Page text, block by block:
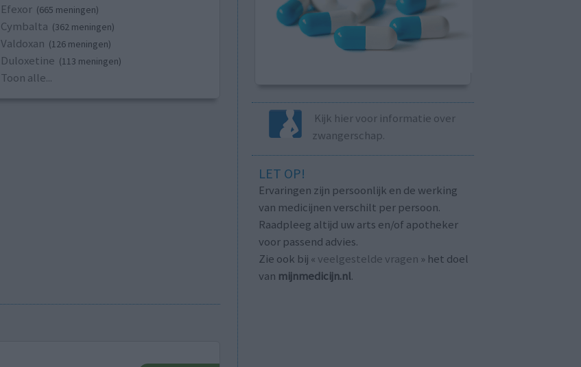
Efexor (665 meningen)
Cymbalta (362 meningen)
Valdoxan (126 meningen)
Duloxetine (113 meningen)
Toon alle...
Kijk hier voor informatie over
zwangerschap.
LET OP!
Ervaringen zijn persoonlijk en de werking
van medicijnen verschilt per persoon.
Raadpleeg altijd uw arts en/of apotheker
voor passend advies.
Zie ook bij « veelgestelde vragen » het doel
van mijnmedicijn.nl.